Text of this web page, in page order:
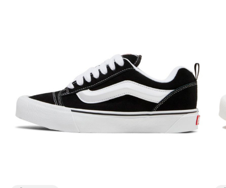
текстильні деталі роблять пару більш комфортною
протягом дня і менш жорсткою на старті.
Саме тому Vans Old Skool Burgundy часто сприймають як
практичну повсякденну пару на сезони весна-літо та
демісезон, а багато хто носить їх і цілий рік – залежно від
погоди та звичок.
Комфорт та посадка: чесні
посадка відчувається стабільною та зібраною - кеди